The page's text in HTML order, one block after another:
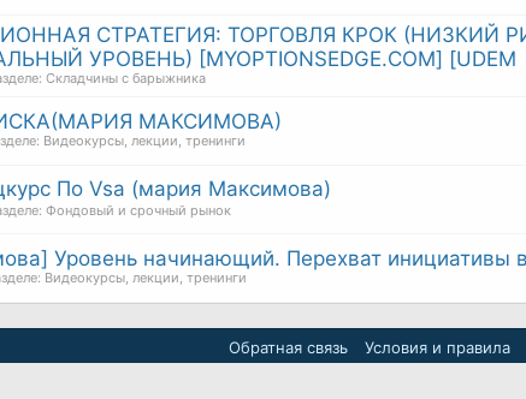
СТРАТЕГИЯ: ТОРГОВЛЯ КРОК (НИЗКИЙ
УРОВЕНЬ) [MYOPTIONSEDGE.COM] [UDEM
Складчины с барыжника
МАКСИМОВА)
Видеокурсы, лекции, тренинги
По Vsa (мария Максимова)
Фондовый и срочный рынок
Уровень начинающий. Перехват инициативы
Видеокурсы, лекции, тренинги
Обратная связь Условия и правила